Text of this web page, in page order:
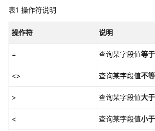
户
南
表1 操作符说明
操作符 说明
= 查询某字段值等于
<> 查询某字段值不
> 查询某字段值大于
< 查询某字段值小于